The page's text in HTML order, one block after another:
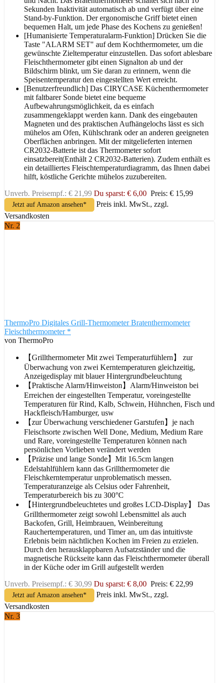
Sekunden Inaktivität automatisch ab und verfügt über eine
Stand-by-Funktion. Der ergonomische Griff bietet einen
bequemen Halt, um jede Phase des Kochens zu genießen!
[Humanisierte Temperaturalarm-Funktion] Drücken Sie die
Taste "ALARM SET" auf dem Kochthermometer, um die
gewünschte Zieltemperatur einzustellen. Das sofort ablesbare
Fleischthermometer gibt einen Signalton ab und der
Bildschirm blinkt, um Sie daran zu erinnern, wenn die
Speisentemperatur den eingestellten Wert erreicht.
[Benutzerfreundlich] Das CIRYCASE Küchenthermometer
mit faltbarer Sonde bietet eine bequeme
Aufbewahrungsmöglichkeit, da es einfach
zusammengeklappt werden kann. Dank des eingebauten
Magneten und des praktischen Aufhängelochs lässt es sich
mühelos am Ofen, Kühlschrank oder an anderen geeigneten
Oberflächen anbringen. Mit der mitgelieferten internen
CR2032-Batterie ist das Thermometer sofort
einsatzbereit(Enthält 2 CR2032-Batterien). Zudem enthält es
ein detailliertes Fleischtemperaturdiagramm, das Ihnen dabei
hilft, köstliche Gerichte mühelos zuzubereiten.
Unverb. Preisempf.: € 21,99 Du sparst: € 6,00 Preis: € 15,99
Jetzt auf Amazon ansehen*
Preis inkl. MwSt., zzgl.
Versandkosten
Nr. 2
ThermoPro Digitales Grill-Thermometer Bratenthermometer
Fleischthermometer *
von ThermoPro
【Grillthermometer Mit zwei Temperaturfühlern】 zur
Überwachung von zwei Kerntemperaturen gleichzeitig,
Anzeigedisplay mit blauer Hintergrundbeleuchtung
【Praktische Alarm/Hinweiston】Alarm/Hinweiston bei
Erreichen der eingestellten Temperatur, voreingestellte
Temperaturen für Rind, Kalb, Schwein, Hühnchen, Fisch und
Hackfleisch/Hamburger, usw
【zur Überwachung verschiedener Garstufen】je nach
Fleischsorte zwischen Well Done, Medium, Medium Rare
und Rare, voreingestellte Temperaturen können nach
persönlichen Vorlieben verändert werden
【Präzise und lange Sonde】Mit 16.5cm langen
Edelstahlfühlern kann das Grillthermometer die
Fleischkerntemperatur unproblematisch messen.
Temperaturanzeige als Celsius oder Fahrenheit,
Temperaturbereich bis zu 300°C
【Hintergrundbeleuchtetes und großes LCD-Display】 Das
Grillthermometer zeigt sowohl Lebensmittel als auch
Backofen, Grill, Heimbrauen, Weinbereitung
Rauchertemperaturen, und Timer an, um das intuitivste
Erlebnis beim nächtlichen Kochen im Freien zu erzielen.
Durch den herausklappbaren Aufsatzständer und die
magnetische Rückseite kann das Fleischthermometer überall
in der Küche oder im Grill aufgestellt werden
Unverb. Preisempf.: € 30,99 Du sparst: € 8,00 Preis: € 22,99
Jetzt auf Amazon ansehen*
Preis inkl. MwSt., zzgl.
Versandkosten
Nr. 3